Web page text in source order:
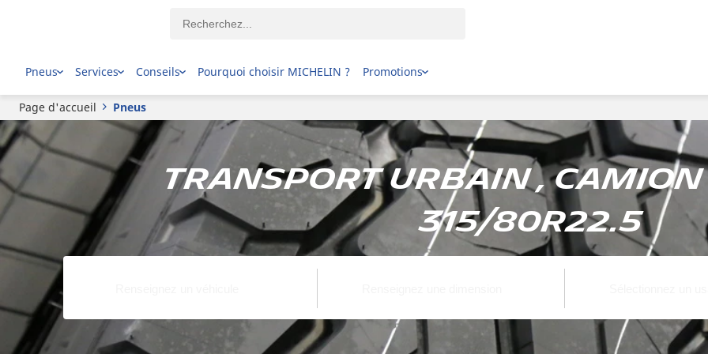
Pneus Services Conseils Pourquoi choisir MICHELIN ? Promotions
Page d'accueil Pneus
Transport Urbain ,
315/80R22.5